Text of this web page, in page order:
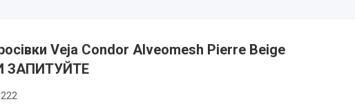
Veja Condor Alveomesh Pierre Beige
ЗАПИТУЙТЕ